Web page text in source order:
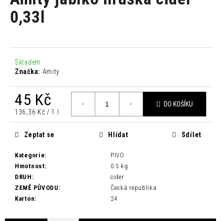
0,0
z0,33l
Skladem
Značka: Amity
45 Kč
Měrná
cena:
136,36 Kč / 1 l
DO KOŠÍKU
Kategorie:
PIVO
Hmotnost:
0.5 kg
DRUH :
cider
ZEMĚ PŮVODU :
Česká republika
Karton: 24
Zeptat se Hlídat Sdílet
a
j
t
?
HLEDAT
D
o
p
o